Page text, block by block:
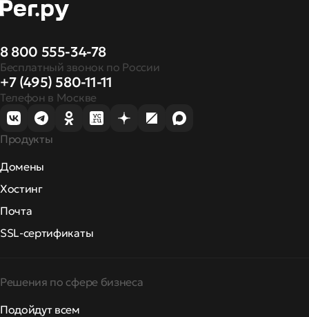
8 800 555-34-78
Бесплатный звонок по России
+7 (495) 580-11-11
Телефон в Москве
Продукты
Домены
Хостинг
Почта
SSL-сертификаты
Решения по сфере бизнеса
Подойдут всем